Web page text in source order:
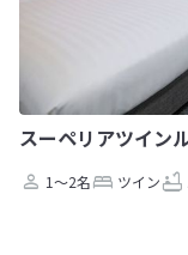
スーペリアツイ
1～2名 ツイン